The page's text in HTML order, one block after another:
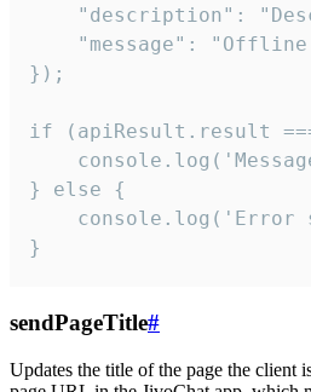
"description":
"message": "Offline
});
if (apiResult.result
} else {
console.log('Error
}
sendPageTitle#
Updates the title of the page the client